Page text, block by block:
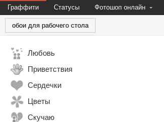
Граффити Статусы Фотошоп онлайн
обои для рабочего стола
Любовь
Приветствия
Сердечки
Цветы
Скучаю